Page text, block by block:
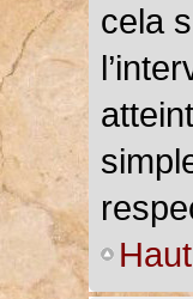
cela
Haut